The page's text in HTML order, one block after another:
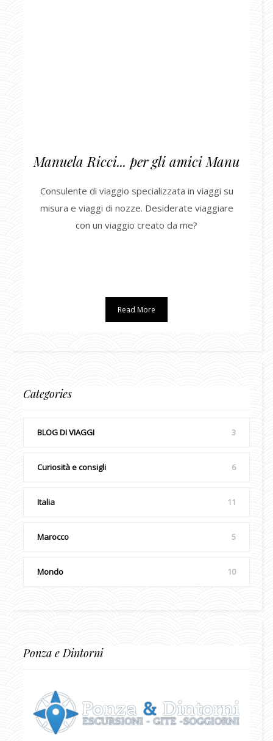
Manuela Ricci... per gli amici Manu
Consulente di viaggio specializzata in viaggi su
misura e viaggi di nozze. Desiderate viaggiare
con un viaggio creato da me?
Read More
Categories
BLOG DI VIAGGI 3
Curiosità e consigli 6
Italia 11
Marocco 5
Mondo 10
Ponza e Dintorni